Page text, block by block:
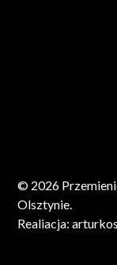
© 2026
Olsztynie.
Realiacja: